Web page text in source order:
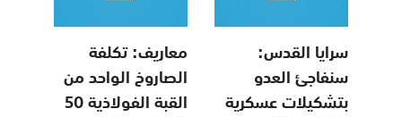
سرايا القدس:
سنفاجئ العدو
بتشكيلات عسكرية
معاريف: تكلفة
الصاروخ الواحد من
القبة الفولاذية 50